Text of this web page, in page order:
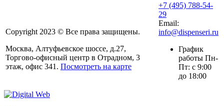
Copyright 2023 © Все права защищены.
Москва, Алтуфьевское шоссе, д.27,
Торгово-офисный центр в Отрадном, 3
этаж, офис 341. Посмотреть на карте
+7 (495) 788-54-
29
Email:
info@dispenseri.ru
График
работы Пн-
Пт: с 9:00
до 18:00